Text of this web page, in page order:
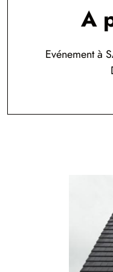
A
Evénement à